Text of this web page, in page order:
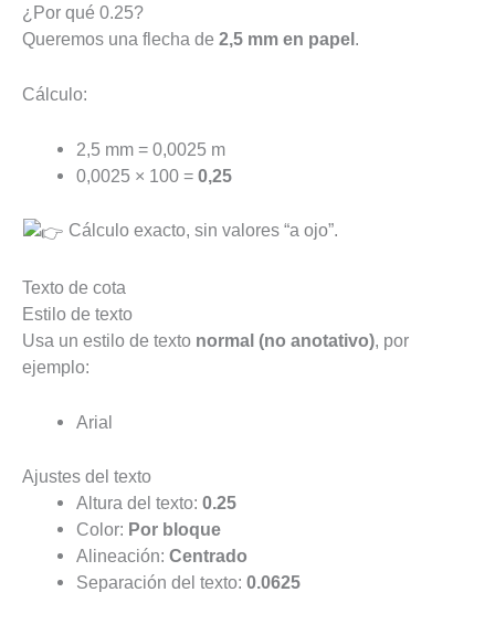
¿Por qué 0.25?
Queremos una flecha de 2,5 mm en papel.
Cálculo:
2,5 mm = 0,0025 m
0,0025 × 100 =0,25
Cálculo exacto, sin valores “a ojo”.
Texto de cota
Estilo de texto
Usa un estilo de texto normal (no anotativo), por
ejemplo:
Arial
Ajustes del texto
Altura del texto:0.25
Color: Por bloque
Alineación:Centrado
Separación del texto:0.0625